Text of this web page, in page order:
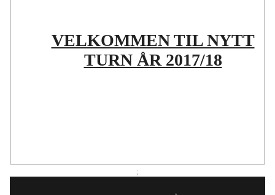
;
VELKOMMEN TIL NYTT
TURN ÅR 2017/18